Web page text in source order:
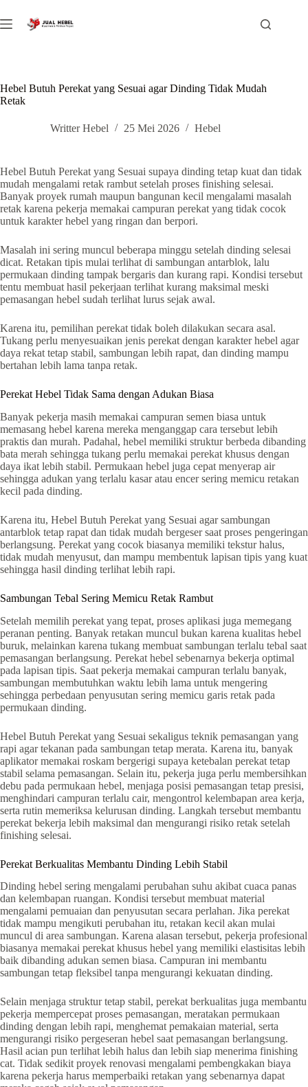
to
content
Hebel Butuh Perekat yang Sesuai agar Dinding Tidak Mudah
Retak
Writter Hebel 25 Mei 2026 Hebel
Hebel Butuh Perekat yang Sesuai supaya dinding tetap kuat dan tidak
mudah mengalami retak rambut setelah proses finishing selesai.
Banyak proyek rumah maupun bangunan kecil mengalami masalah
retak karena pekerja memakai campuran perekat yang tidak cocok
untuk karakter hebel yang ringan dan berpori.
Masalah ini sering muncul beberapa minggu setelah dinding selesai
dicat. Retakan tipis mulai terlihat di sambungan antarblok, lalu
permukaan dinding tampak bergaris dan kurang rapi. Kondisi tersebut
tentu membuat hasil pekerjaan terlihat kurang maksimal meski
pemasangan hebel sudah terlihat lurus sejak awal.
Karena itu, pemilihan perekat tidak boleh dilakukan secara asal.
Tukang perlu menyesuaikan jenis perekat dengan karakter hebel agar
daya rekat tetap stabil, sambungan lebih rapat, dan dinding mampu
bertahan lebih lama tanpa retak.
Perekat Hebel Tidak Sama dengan Adukan Biasa
Banyak pekerja masih memakai campuran semen biasa untuk
memasang hebel karena mereka menganggap cara tersebut lebih
praktis dan murah. Padahal, hebel memiliki struktur berbeda dibanding
bata merah sehingga tukang perlu memakai perekat khusus dengan
daya ikat lebih stabil. Permukaan hebel juga cepat menyerap air
sehingga adukan yang terlalu kasar atau encer sering memicu retakan
kecil pada dinding.
Karena itu, Hebel Butuh Perekat yang Sesuai agar sambungan
antarblok tetap rapat dan tidak mudah bergeser saat proses pengeringan
berlangsung. Perekat yang cocok biasanya memiliki tekstur halus,
tidak mudah menyusut, dan mampu membentuk lapisan tipis yang kuat
sehingga hasil dinding terlihat lebih rapi.
Sambungan Tebal Sering Memicu Retak Rambut
Setelah memilih perekat yang tepat, proses aplikasi juga memegang
peranan penting. Banyak retakan muncul bukan karena kualitas hebel
buruk, melainkan karena tukang membuat sambungan terlalu tebal saat
pemasangan berlangsung. Perekat hebel sebenarnya bekerja optimal
pada lapisan tipis. Saat pekerja memakai campuran terlalu banyak,
sambungan membutuhkan waktu lebih lama untuk mengering
sehingga perbedaan penyusutan sering memicu garis retak pada
permukaan dinding.
Hebel Butuh Perekat yang Sesuai sekaligus teknik pemasangan yang
rapi agar tekanan pada sambungan tetap merata. Karena itu, banyak
aplikator memakai roskam bergerigi supaya ketebalan perekat tetap
stabil selama pemasangan. Selain itu, pekerja juga perlu membersihkan
debu pada permukaan hebel, menjaga posisi pemasangan tetap presisi,
menghindari campuran terlalu cair, mengontrol kelembapan area kerja,
serta rutin memeriksa kelurusan dinding. Langkah tersebut membantu
perekat bekerja lebih maksimal dan mengurangi risiko retak setelah
finishing selesai.
Perekat Berkualitas Membantu Dinding Lebih Stabil
Dinding hebel sering mengalami perubahan suhu akibat cuaca panas
dan kelembapan ruangan. Kondisi tersebut membuat material
mengalami pemuaian dan penyusutan secara perlahan. Jika perekat
tidak mampu mengikuti perubahan itu, retakan kecil akan mulai
muncul di area sambungan. Karena alasan tersebut, pekerja profesional
biasanya memakai perekat khusus hebel yang memiliki elastisitas lebih
baik dibanding adukan semen biasa. Campuran ini membantu
sambungan tetap fleksibel tanpa mengurangi kekuatan dinding.
Selain menjaga struktur tetap stabil, perekat berkualitas juga membantu
pekerja mempercepat proses pemasangan, meratakan permukaan
dinding dengan lebih rapi, menghemat pemakaian material, serta
mengurangi risiko pergeseran hebel saat pemasangan berlangsung.
Hasil acian pun terlihat lebih halus dan lebih siap menerima finishing
cat. Tidak sedikit proyek renovasi mengalami pembengkakan biaya
karena pekerja harus memperbaiki retakan yang sebenarnya dapat